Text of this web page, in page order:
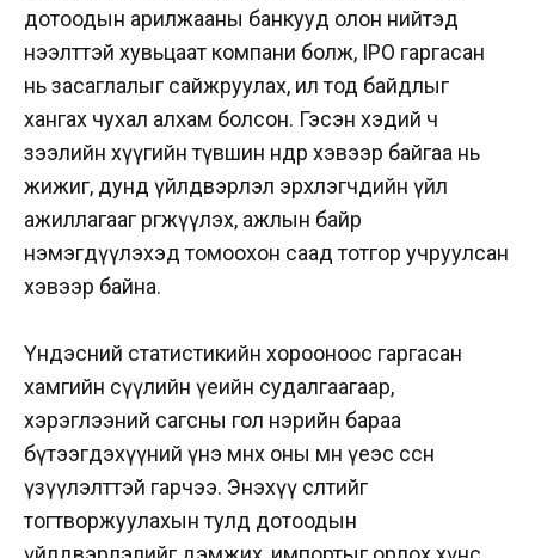
дотоодын арилжааны банкууд олон нийтэд
нээлттэй хувьцаат компани болж, IPO гаргасан
нь засаглалыг сайжруулах, ил тод байдлыг
хангах чухал алхам болсон. Гэсэн хэдий ч
зээлийн хүүгийн түвшин өндөр хэвээр байгаа нь
жижиг, дунд үйлдвэрлэл эрхлэгчдийн үйл
ажиллагааг өргөжүүлэх, ажлын байр
нэмэгдүүлэхэд томоохон саад тотгор учруулсан
хэвээр байна.
Үндэсний статистикийн хорооноос гаргасан
хамгийн сүүлийн үеийн судалгаагаар,
хэрэглээний сагсны гол нэрийн бараа
бүтээгдэхүүний үнэ өмнөх оны мөн үеэс өссөн
үзүүлэлттэй гарчээ. Энэхүү өсөлтийг
тогтворжуулахын тулд дотоодын